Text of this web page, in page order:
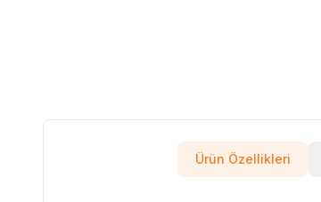
Ürün Özellikleri